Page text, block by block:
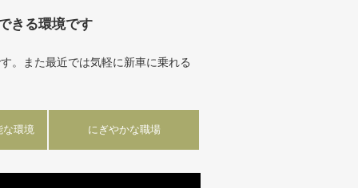
きる環境です
。また最近では気軽に新車に乗れる
な環境 にぎやかな職場